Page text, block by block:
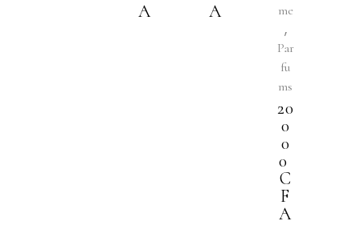
A
A
me
,
Par
fu
ms
20
0
0
0
C
F
A